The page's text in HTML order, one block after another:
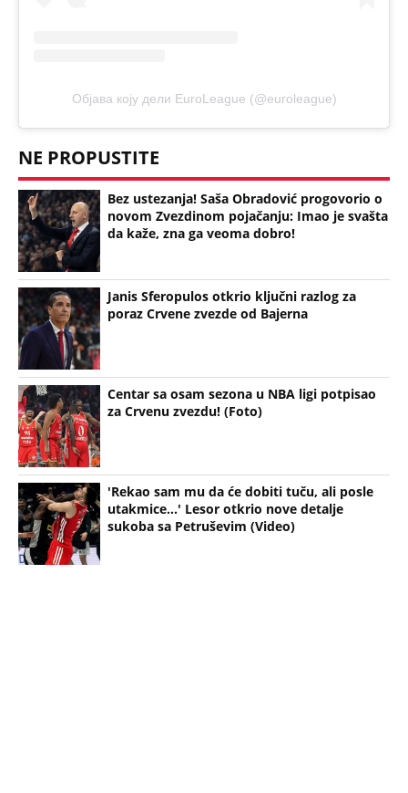
Објава коју дели EuroLeague (@euroleague)
NE PROPUSTITE
Bez ustezanja! Saša Obradović progovorio o
novom Zvezdinom pojačanju: Imao je svašta
da kaže, zna ga veoma dobro!
Janis Sferopulos otkrio ključni razlog za
poraz Crvene zvezde od Bajerna
Centar sa osam sezona u NBA ligi potpisao
za Crvenu zvezdu! (Foto)
'Rekao sam mu da će dobiti tuču, ali posle
utakmice...' Lesor otkrio nove detalje
sukoba sa Petruševim (Video)